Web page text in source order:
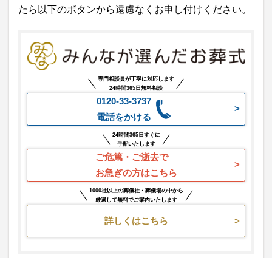
たら以下のボタンから遠慮なくお申し付けください。
専門相談員が丁寧に対応します
24時間365日無料相談
0120-33-3737
電話をかける
24時間365日すぐに
手配いたします
ご危篤・ご逝去で
お急ぎの方はこちら
1000社以上の葬儀社・葬儀場の中から
厳選して無料でご案内いたします
詳しくはこちら